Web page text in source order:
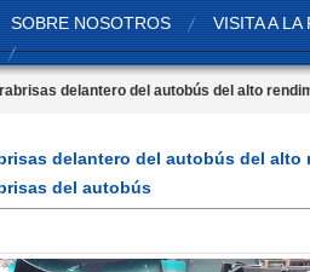
SOBRE NOSOTROS VISITA A LA
delantero del autobús del alto
delantero del autobús del
del autobús